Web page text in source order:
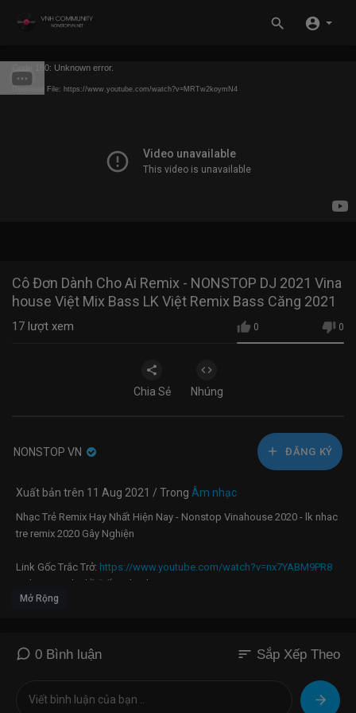
Code 150: Unknown error.
Download File: https://www.youtube.com/watch?v=MRTw2koymN4
Cô Đơn Dành Cho Ai Remix - NONSTOP DJ 2021 Vina
house Việt Mix Bass LK Việt Remix Bass Căng 2021
0 0
17 lượt xem
Chia Sẻ Nhúng
NONSTOP VN ĐĂNG KÝ
Xuất bản trên 11 Aug 2021 / Trong Âm nhạc
Nhạc Trẻ Remix Hay Nhất Hiện Nay - Nonstop Vinahouse 2020 - lk nhac
tre remix 2020 Gây Nghiện
Link Gốc Trắc Trở: https://www.youtube.com/watch?v=nx7YABM9PR8
Link Goc Anh Thề Đấy - Thanh Hưng |
https://www.youtube.com/watch?v=hnXZG1WxczU
LINK GỐC CHỈ LÀ KHÔNG CÙNG NHAU :
https://www.youtube.com/watch?
v=jc1hmvbkO6Q
Mở Rộng
0 Bình luận sort Sắp Xếp Theo